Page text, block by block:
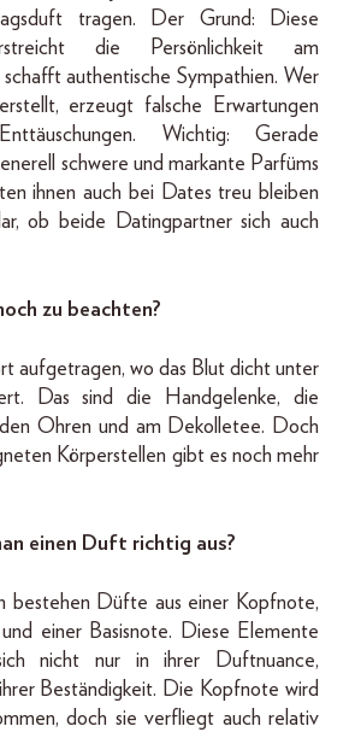
tragen. Der Grund: Diese
die Persönlichkeit am
authentische Sympathien. Wer
erzeugt falsche Erwartungen
Wichtig: Gerade
schwere und markante Parfüms
ihnen auch bei Dates treu bleiben
ob beide Datingpartner sich auch
zu beachten?
aufgetragen, wo das Blut dicht unter
Das sind die Handgelenke, die
Ohren und am Dekolletee. Doch
Körperstellen gibt es noch mehr
einen Duft richtig aus?
bestehen Düfte aus einer Kopfnote,
einer Basisnote. Diese Elemente
nicht nur in ihrer Duftnuance,
Beständigkeit. Die Kopfnote wird
doch sie verfliegt auch relativ